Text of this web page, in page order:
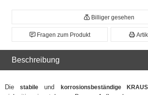
Billiger gesehen
Fragen zum Produkt
Beschreibung
Diestabile und korrosionsbeständige